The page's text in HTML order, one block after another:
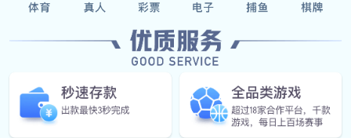
传统的焊接方法在施工中往往存在着一定的困难。焊
接需要大量的人力和时间，而且焊接的质量受到操作
人员技术水平的影响较大，容易出现焊接质量不达标
的情况。
